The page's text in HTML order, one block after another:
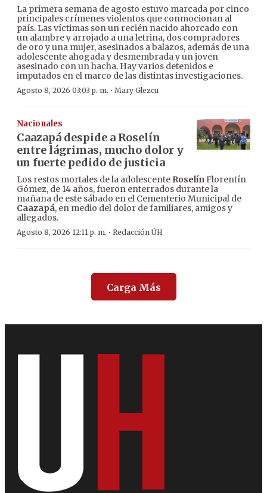
La primera semana de agosto estuvo marcada por cinco
principales crímenes violentos que conmocionan al
país. Las víctimas son un recién nacido ahorcado con
un alambre y arrojado a una letrina, dos compradores
de oro y una mujer, asesinados a balazos, además de una
adolescente ahogada y desmembrada y un joven
asesinado con un hacha. Hay varios detenidos e
imputados en el marco de las distintas investigaciones.
Agosto 8, 2026 03:03 p. m. · Mary Glezcu
Nacionales
Caazapá despide a Roselín
entre lágrimas, mucho dolor y
un fuerte pedido de justicia
Los restos mortales de la adolescente RoselínFlorentín
Gómez, de 14 años, fueron enterrados durante la
mañana de este sábado en el Cementerio Municipal de
Caazapá, en medio del dolor de familiares, amigos y
allegados.
Agosto 8, 2026 12:11 p. m. · Redacción ÚH
Carga Más